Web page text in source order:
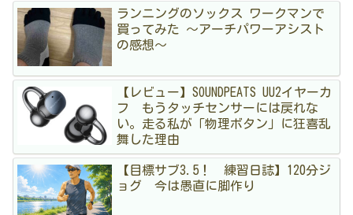
ランニングのソックス ワークマンで
買ってみた 〜アーチパワーアシスト
の感想〜
【レビュー】SOUNDPEATS UU2イヤーカ
フ もうタッチセンサーには戻れな
い。走る私が「物理ボタン」に狂喜乱
舞した理由
【目標サブ3.5！ 練習日誌】120分ジ
ョグ 今は愚直に脚作り